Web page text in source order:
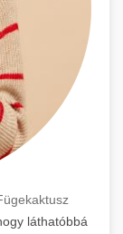
láthatóbbá